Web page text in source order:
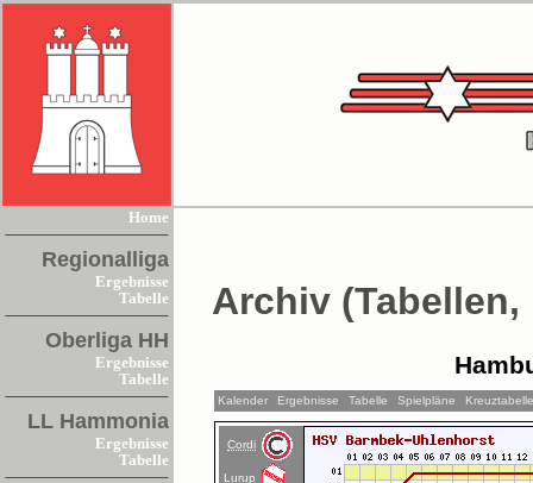
Home
Regionalliga
Ergebnisse
Tabelle
Oberliga HH
Ergebnisse
Tabelle
LL Hammonia
Ergebnisse
Tabelle
Archiv
Kalender Ergebnisse Tabelle Spielpläne
Cordi
Lurup